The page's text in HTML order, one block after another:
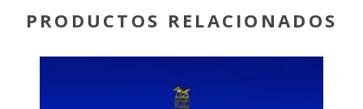
PRODUCTOS RELACIONADOS